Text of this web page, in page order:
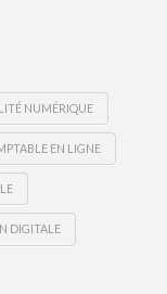
NUMÉRIQUE
EN LIGNE
DIGITALE